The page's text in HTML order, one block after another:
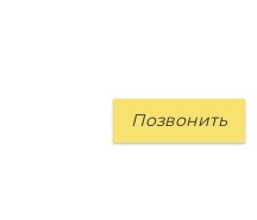
Позвонить